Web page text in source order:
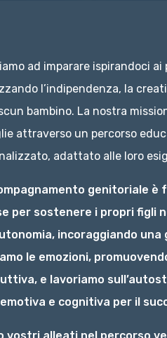
ad imparare ispirandoci
l’indipendenza, la
bambino. La nostra
attraverso un percorso
adattato alle loro
genitoriale
per sostenere i propri figli
incoraggiando
le emozioni,
e lavoriamo
emotiva e cognitiva per il